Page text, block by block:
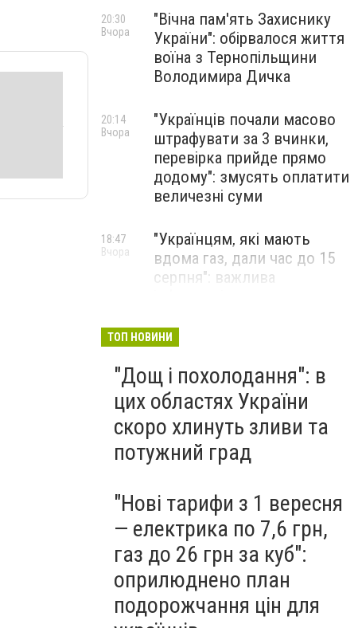
"Вічна пам'ять Захиснику
України": обірвалося життя
воїна з Тернопільщини
Володимира Дичка
20:30
Вчора
"Українців почали масово
штрафувати за 3 вчинки,
перевірка прийде прямо
додому": змусять оплатити
величезні суми
20:14
Вчора
"Українцям, які мають
вдома газ, дали час до 15
серпня": важлива
прийдуть
18:47
Вчора
Після аномальної спеки
Тернопільщину накриє
негода: синоптики
попередили про небезпеку
18:29
Вчора
ТОП НОВИНИ
"Дощ і похолодання": в
цих областях України
скоро хлинуть зливи та
потужний град
"Нові тарифи з 1 вересня
— електрика по 7,6 грн,
газ до 26 грн за куб":
оприлюднено план
подорожчання цін для